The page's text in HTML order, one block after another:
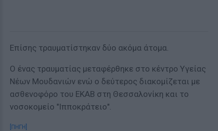
Επίσης τραυματίστηκαν δύο ακόμα άτομα.
Ο ένας τραυματίας μεταφέρθηκε στο κέντρο Υγείας
Νέων Μουδανιών ενώ ο δεύτερος διακομίζεται με
ασθενοφόρο του ΕΚΑΒ στη Θεσσαλονίκη και το
νοσοκομείο "Ιπποκράτειο".
[ΠΗΓΗ]